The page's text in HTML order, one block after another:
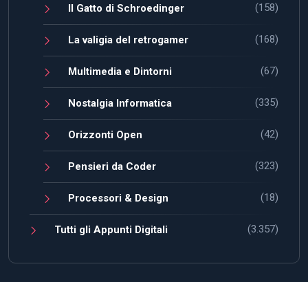
Il Gatto di Schroedinger (158)
La valigia del retrogamer (168)
Multimedia e Dintorni (67)
Nostalgia Informatica (335)
Orizzonti Open (42)
Pensieri da Coder (323)
Processori & Design (18)
Tutti gli Appunti Digitali (3.357)